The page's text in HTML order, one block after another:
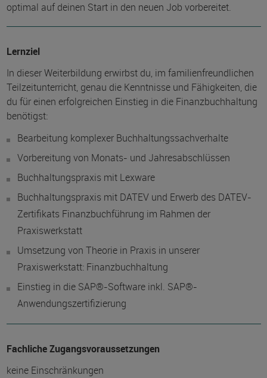
optimal auf deinen Start in den neuen Job vorbereitet.
Lernziel
In dieser Weiterbildung erwirbst du, im familienfreundlichen
Teilzeitunterricht, genau die Kenntnisse und Fähigkeiten, die
du für einen erfolgreichen Einstieg in die Finanzbuchhaltung
benötigst:
Bearbeitung komplexer Buchhaltungssachverhalte
Vorbereitung von Monats- und Jahresabschlüssen
Buchhaltungspraxis mit Lexware
Buchhaltungspraxis mit DATEV und Erwerb des DATEV-
Zertifikats Finanzbuchführung im Rahmen der
Praxiswerkstatt
Umsetzung von Theorie in Praxis in unserer
Praxiswerkstatt: Finanzbuchhaltung
Einstieg in die SAP®-Software inkl. SAP®-
Anwendungszertifizierung
Fachliche Zugangsvoraussetzungen
keine Einschränkungen